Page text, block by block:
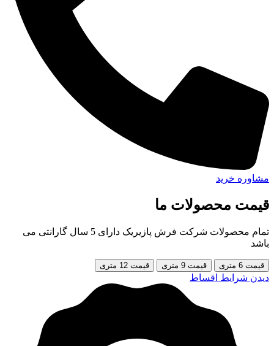
مشاوره خرید
قیمت محصولات ما
تمام محصولات شرکت فرش پازیریک دارای 5 سال گارانتی می
باشد
قیمت 6 متری قیمت 9 متری قیمت 12 متری
دیدن شرایط اقساط